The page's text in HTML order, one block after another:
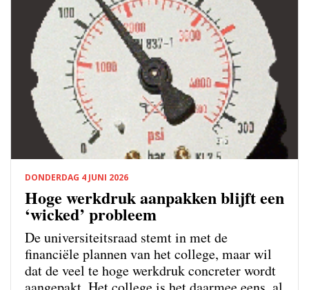
DONDERDAG 4 JUNI 2026
Hoge werkdruk aanpakken blijft een
‘wicked’ probleem
De universiteitsraad stemt in met de
financiële plannen van het college, maar wil
dat de veel te hoge werkdruk concreter wordt